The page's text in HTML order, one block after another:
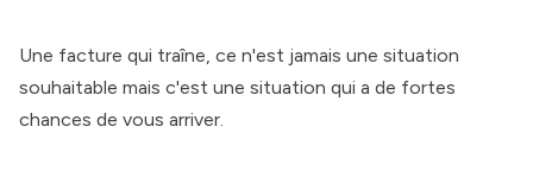
Une facture qui traîne, ce n'est jamais une situation
souhaitable mais c'est une situation qui a de fortes
chances de vous arriver.